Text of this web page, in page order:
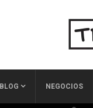
BLOG NEGOCIOS